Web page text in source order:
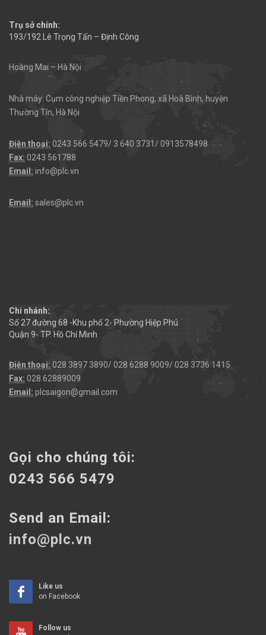
Trụ sở chính:
193/192 Lê Trọng Tấn – Định Công
Hoàng Mai – Hà Nội
Nhà máy: Cụm công nghiệp Tiền Phong, xã Hoà Bình, huyện
Thường Tín, Hà Nội
Điện thoại: 0243 566 5479/ 3 640 3731/ 0913578498
Fax: 0243 561788
Email: info@plc.vn
Email: sales@plc.vn
Chi nhánh:
Số 27 đường 68 -Khu phố 2- Phường Hiệp Phú
Quận 9- TP. Hồ Chí Minh
Điện thoại: 028 3897 3890/ 028 6288 9009/ 028 3736 1415
Fax: 028.62889009
Email: plcsaigon@gmail.com
Gọi cho chúng tôi:
0243 566 5479
Send an Email:
info@plc.vn
Like us
on Facebook
Follow us